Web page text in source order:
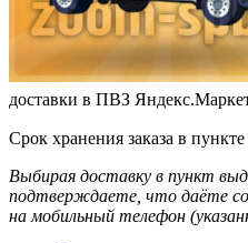
доставки в ПВЗ
Срок хранения заказа в
Выбирая доставку в пункт
подтверждаете, что даёте
на мобильный телефон